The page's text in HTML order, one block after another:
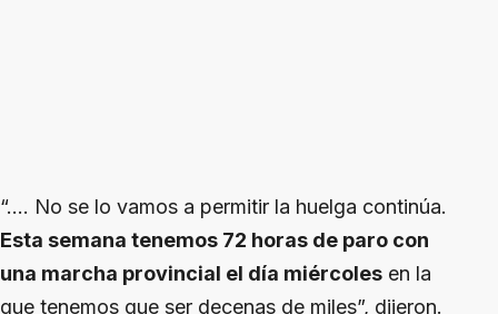
“…. No se lo vamos a permitir la huelga continúa.
Esta semana tenemos 72 horas de paro con
una marcha provincial el día miércoles en la
que tenemos que ser decenas de miles”, dijeron.